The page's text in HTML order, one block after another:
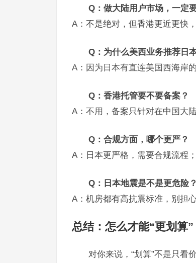
Q：做大陆用户市场，一定
A：不是绝对，但香港更近更快
Q：为什么美西业务推荐日
A：因为日本有直连美国西海岸
Q：香港托管要不要备案？
A：不用，备案只针对在中国大
Q：合规方面，哪个更严？
A：日本更严格，需要合规流程
Q：日本地震是不是更危险？
A：机房都有高抗震标准，别担
总结：怎么才能“更划算”
对你来说，“划算”不是只看